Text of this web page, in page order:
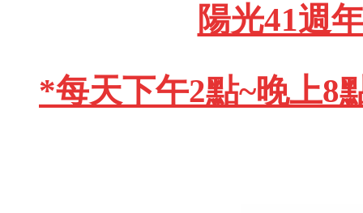
陽光41週
*每天下午2點~晚上8